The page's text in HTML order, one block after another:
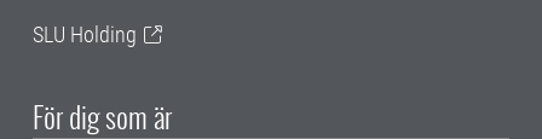
SLU Holding
För dig som är